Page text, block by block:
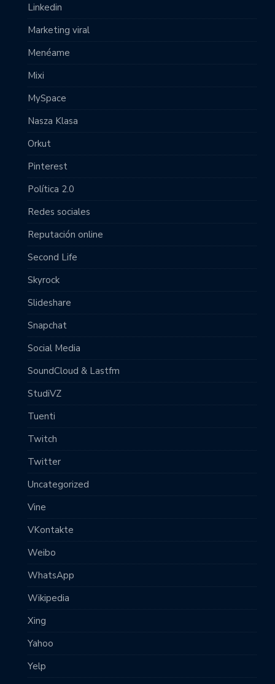
Linkedin
Marketing viral
Menéame
Mixi
MySpace
Nasza Klasa
Orkut
Pinterest
Política 2.0
Redes sociales
Reputación online
Second Life
Skyrock
Slideshare
Snapchat
Social Media
SoundCloud & Lastfm
StudiVZ
Tuenti
Twitch
Twitter
Uncategorized
Vine
VKontakte
Weibo
WhatsApp
Wikipedia
Xing
Yahoo
Yelp